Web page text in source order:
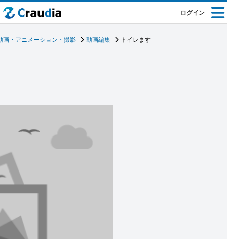
ログイン
画・アニメーション・撮影 動画編集 トイレます